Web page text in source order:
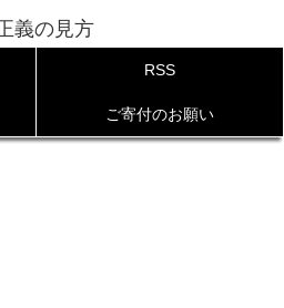
RSS
ご寄付のお願い